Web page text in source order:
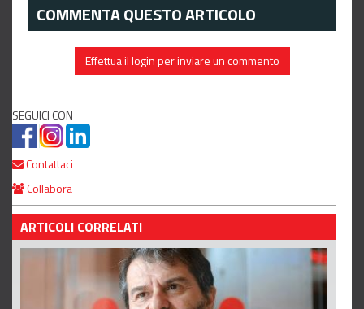
COMMENTA QUESTO ARTICOLO
Effettua il login per inviare un commento
SEGUICI CON
Contattaci
Collabora
ARTICOLI CORRELATI